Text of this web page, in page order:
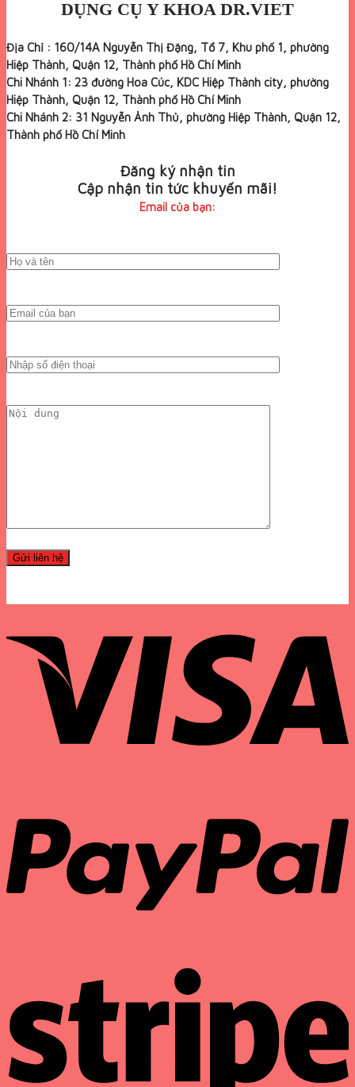
DỤNG CỤ Y KHOA DR.VIET
Địa Chỉ : 160/14A Nguyễn Thị Đặng, Tổ 7, Khu phố 1, phường
Hiệp Thành, Quận 12, Thành phố Hồ Chí Minh
Chi Nhánh 1: 23 đường Hoa Cúc, KDC Hiệp Thành city, phường
Hiệp Thành, Quận 12, Thành phố Hồ Chí Minh
Chi Nhánh 2: 31 Nguyễn Ảnh Thủ, phường Hiệp Thành, Quận 12,
Thành phố Hồ Chí Minh
Đăng ký nhận tin
Cập nhận tin tức khuyến mãi!
Email của bạn: